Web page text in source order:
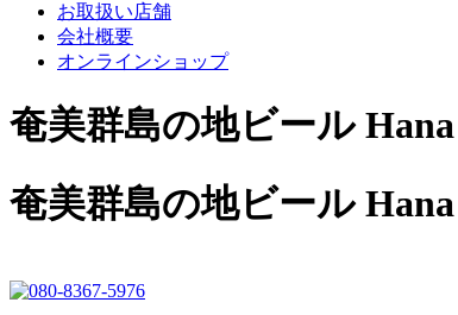
お取扱い店舗
会社概要
オンラインショップ
奄美群島の地ビール
奄美群島の地ビール